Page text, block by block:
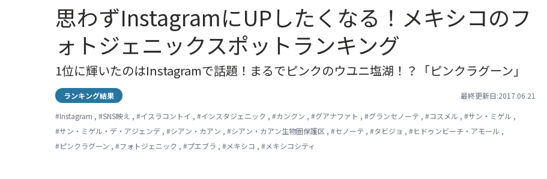
思わずInstagramにUPしたくなる！メキシコのフ
ォトジェニックスポットランキング
1位に輝いたのはInstagramで話題！まるでピンクのウユニ塩湖！？「ピンクラグーン」
ランキング結果
#Instagram , #SNS映え , #イスラコントイ , #インスタジェニック , #カンクン , #グアナファト , #グランセノーテ , #コスメル , #サン・ミゲル ,
#サン・ミゲル・デ・アジェンデ , #シアン・カアン , #シアン・カアン生物圏保護区 , #セノーテ , #タビジョ , #ヒドゥンビーチ・アモール ,
#ピンクラグーン , #フォトジェニック , #プエブラ , #メキシコ , #メキシコシティ
最終更新日:2017.06.21